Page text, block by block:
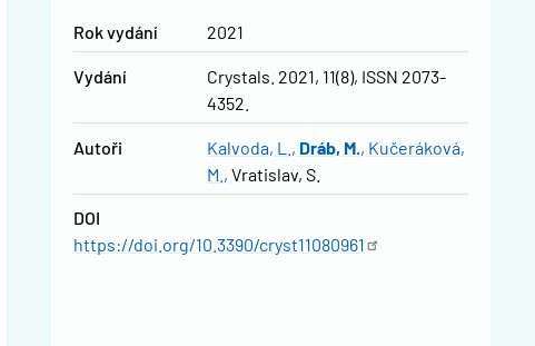
Rok vydání 2021
Vydání
Crystals. 2021, 11(8), ISSN 2073-
4352.
Autoři Kalvoda, L. Dráb, M.
Kučeráková,
M.
Vratislav, S.
DOI
https://doi.org/10.3390/cryst11080961